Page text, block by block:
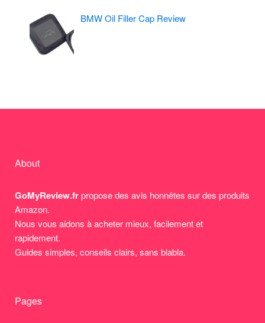
BMW Oil Filler Cap Review
About
GoMyReview.frpropose des avis honnêtes sur des produits
Amazon.
Nous vous aidons à acheter mieux, facilement et
rapidement.
Guides simples, conseils clairs, sans blabla.
Pages